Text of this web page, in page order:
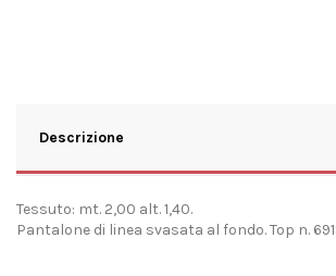
Descrizione
Tessuto: mt. 2,00 alt. 1,40.
Pantalone di linea svasata al fondo. Top n.